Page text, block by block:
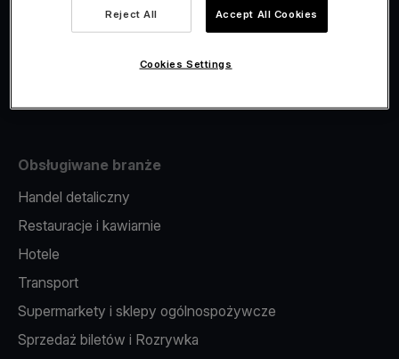
Fiskalizacja
Obsługiwane branże
Handel detaliczny
Restauracje i kawiarnie
Hotele
Transport
Supermarkety i sklepy ogólnospożywcze
Sprzedaż biletów i Rozrywka
Reject All Accept All Cookies
Cookies Settings